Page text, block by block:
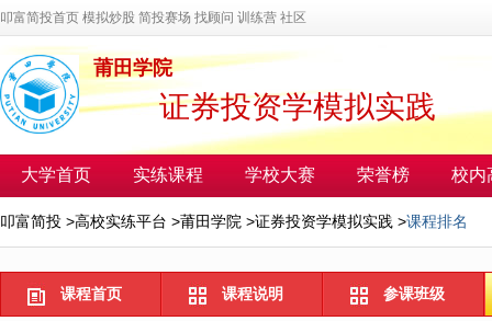
叩富简投首页 模拟炒股 简投赛场 找顾问 训练营 社区
莆田学院
证券投资学模拟实践
大学首页 实练课程 学校大赛 荣誉榜 校内
叩富简投 >高校实练平台 >莆田学院 >证券投资学模拟实践 >课程排名
课程首页 课程说明 参课班级